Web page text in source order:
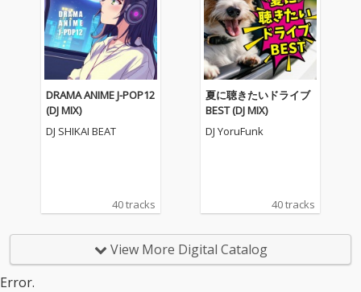
DRAMA ANIME J-POP12
(DJ MIX)
DJ SHIKAI BEAT
40 tracks
夏に聴きたいドライブ
BEST (DJ MIX)
DJ YoruFunk
40 tracks
View More Digital Catalog
Error.